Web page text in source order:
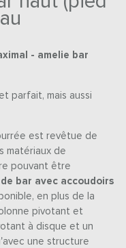
- amelie bar
parfait, mais aussi
est revêtue de
matériaux de
pouvant être
bar avec accoudoirs
en plus de la
pivotant et
à disque et un
une structure